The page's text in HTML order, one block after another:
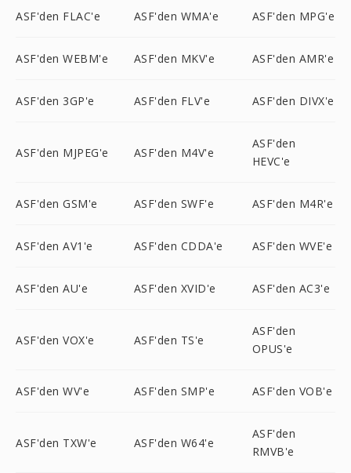
ASF'den FLAC'e ASF'den WMA'e ASF'den MPG'e
ASF'den WEBM'e ASF'den MKV'e ASF'den AMR'e
ASF'den 3GP'e ASF'den FLV'e ASF'den DIVX'e
ASF'den MJPEG'e ASF'den M4V'e
ASF'den
HEVC'e
ASF'den GSM'e ASF'den SWF'e ASF'den M4R'e
ASF'den AV1'e ASF'den CDDA'e ASF'den WVE'e
ASF'den AU'e ASF'den XVID'e ASF'den AC3'e
ASF'den VOX'e ASF'den TS'e
ASF'den
OPUS'e
ASF'den WV'e ASF'den SMP'e ASF'den VOB'e
ASF'den TXW'e ASF'den W64'e
ASF'den
RMVB'e